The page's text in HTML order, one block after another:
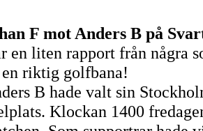
F mot Anders B på
en liten rapport från några
riktig golfbana!
B hade valt sin
Klockan 1400